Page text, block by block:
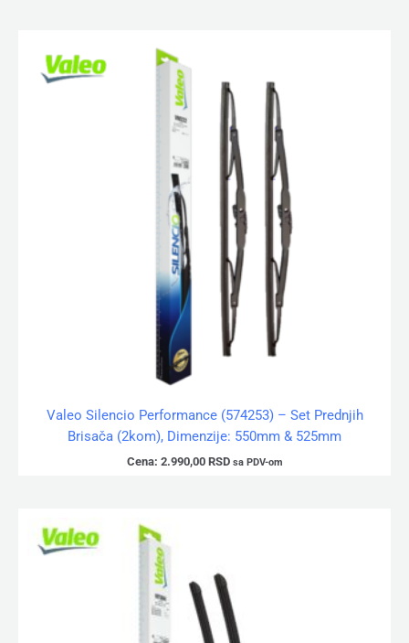
Valeo Silencio Performance (574253) – Set Prednjih
Brisača (2kom), Dimenzije: 550mm & 525mm
Cena: 2.990,00 RSD sa PDV-om